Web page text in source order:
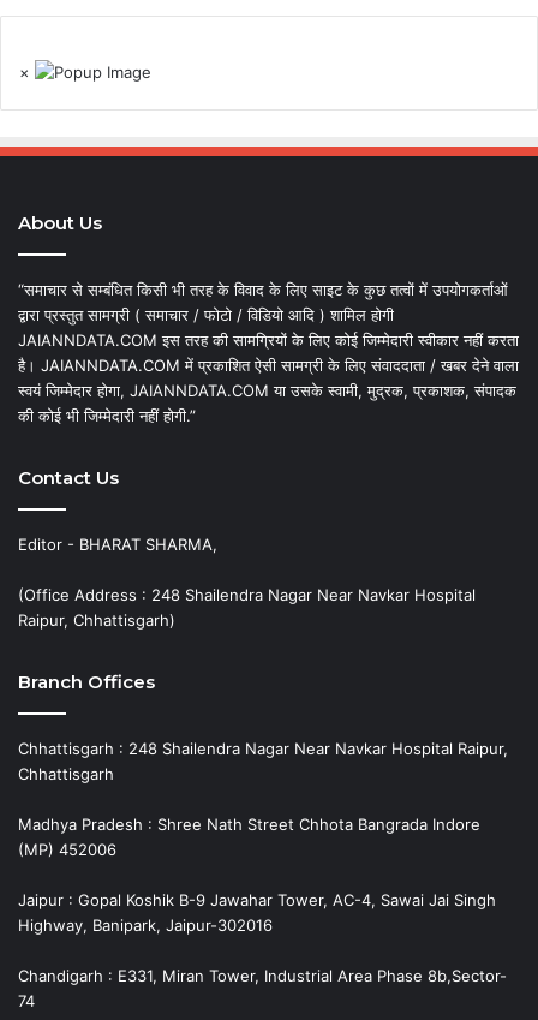
×
About Us
“समाचार से सम्बंधित किसी भी तरह के विवाद के लिए साइट के कुछ तत्वों में उपयोगकर्ताओं
द्वारा प्रस्तुत सामग्री ( समाचार / फोटो / विडियो आदि ) शामिल होगी
JAIANNDATA.COM इस तरह की सामग्रियों के लिए कोई जिम्मेदारी स्वीकार नहीं करता
है। JAIANNDATA.COM में प्रकाशित ऐसी सामग्री के लिए संवाददाता / खबर देने वाला
स्वयं जिम्मेदार होगा, JAIANNDATA.COM या उसके स्वामी, मुद्रक, प्रकाशक, संपादक
की कोई भी जिम्मेदारी नहीं होगी.”
Contact Us
Editor - BHARAT SHARMA,
(Office Address : 248 Shailendra Nagar Near Navkar Hospital
Raipur, Chhattisgarh)
Branch Offices
Chhattisgarh : 248 Shailendra Nagar Near Navkar Hospital Raipur,
Chhattisgarh
Madhya Pradesh : Shree Nath Street Chhota Bangrada Indore
(MP) 452006
Jaipur : Gopal Koshik B-9 Jawahar Tower, AC-4, Sawai Jai Singh
Highway, Banipark, Jaipur-302016
Chandigarh : E331, Miran Tower, Industrial Area Phase 8b,Sector-
74